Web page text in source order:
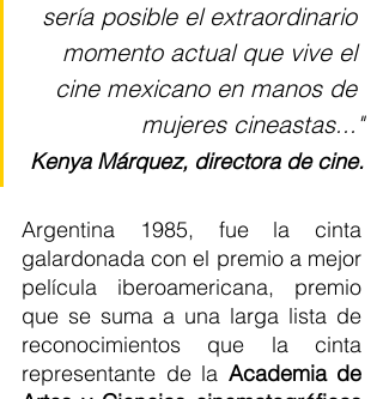
sería posible el extraordinario
momento actual que vive el
cine mexicano en manos de
mujeres cineastas..."
Kenya Márquez, directora de cine.
Argentina 1985, fue la cinta
galardonada con el premio a mejor
película iberoamericana, premio
que se suma a una larga lista de
reconocimientos que la cinta
representante de la Academia de